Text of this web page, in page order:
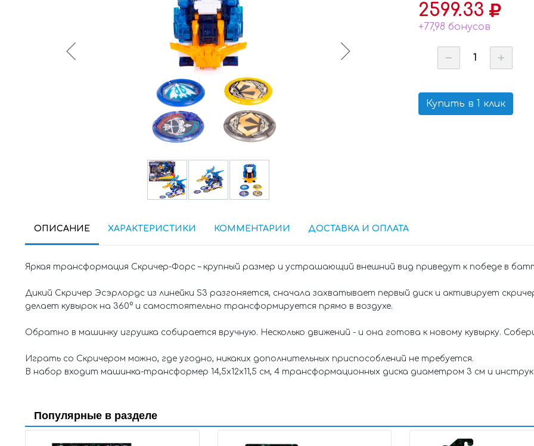
2599.33
+77,98 бонусов
Купить в 1 клик
ОПИСАНИЕ ХАРАКТЕРИСТИКИ КОММЕНТАРИИ ДОСТАВКА И ОПЛАТА
Яркая трансформация Скричер-Форс – крупный размер и устрашающий внешний вид приведут к победе в
Дикий Скричер Эсэрлордс из линейки S3 разгоняется, сначала захватывает первый диск и активирует
делает кувырок на 360° и самостоятельно трансформируется прямо в воздухе.
Обратно в машинку игрушка собирается вручную. Несколько движений - и она готова к новому кувырку.
Играть со Скричером можно, где угодно, никаких дополнительных приспособлений не требуется.
В набор входит машинка-трансформер 14,5х12х11,5 см, 4 трансформационных диска диаметром 3 см и
Популярные в разделе